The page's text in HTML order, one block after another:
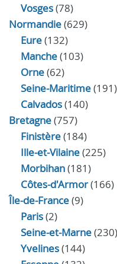
Vosges(78)
Normandie(629)
Eure(132)
Manche(103)
Orne(62)
Seine-Maritime(191)
Calvados(140)
Bretagne(757)
Finistère(184)
Ille-et-Vilaine(225)
Morbihan(181)
Côtes-d'Armor(166)
Île-de-France(9)
Paris(2)
Seine-et-Marne(230)
Yvelines(144)